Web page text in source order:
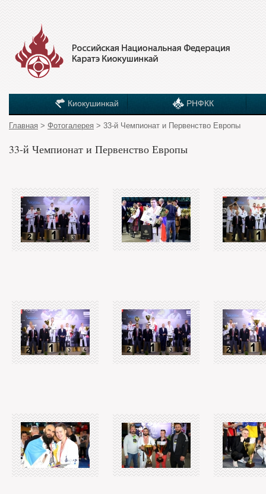
Киокушинкай РНФКК
Главная > Фотогалерея > 33-й Чемпионат и Первенство Европы
33-й Чемпионат и Первенство Европы